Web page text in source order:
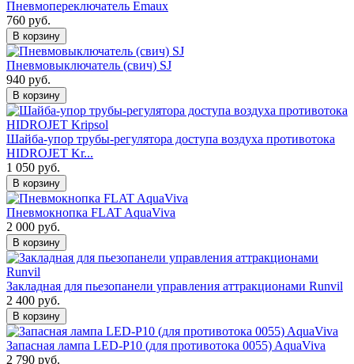
Пневмопереключатель Emaux
760 руб.
В корзину
Пневмовыключатель (свич) SJ
940 руб.
В корзину
Шайба-упор трубы-регулятора доступа воздуха противотока
HIDROJET Kr...
1 050 руб.
В корзину
Пневмокнопка FLAT AquaViva
2 000 руб.
В корзину
Закладная для пьезопанели управления аттракционами Runvil
2 400 руб.
В корзину
Запасная лампа LED-P10 (для противотока 0055) AquaViva
2 790 руб.